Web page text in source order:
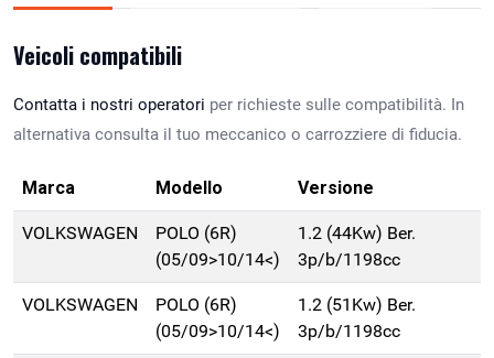
Veicoli compatibili
Contatta i nostri operatori per richieste sulle compatibilità. In
alternativa consulta il tuo meccanico o carrozziere di fiducia.
Marca Modello Versione
VOLKSWAGEN
POLO (6R)
(05/09>10/14<)
1.2 (44Kw) Ber.
3p/b/1198cc
VOLKSWAGEN
POLO (6R)
(05/09>10/14<)
1.2 (51Kw) Ber.
3p/b/1198cc